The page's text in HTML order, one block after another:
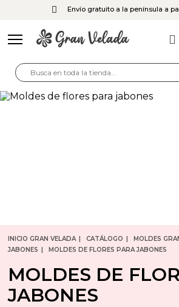
Envío gratuito a la península a
INICIO GRAN VELADA CATÁLOGO MOLDES
JABONES
MOLDES DE FLORES PARA JABONES
MOLDES DE
JABONES